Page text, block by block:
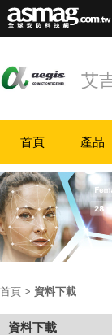
艾
首頁 產品
首頁 > 資料下載
資料下載